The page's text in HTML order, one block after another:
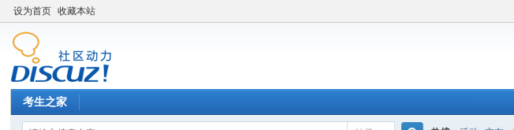
设为首页 收藏本站
考生之家